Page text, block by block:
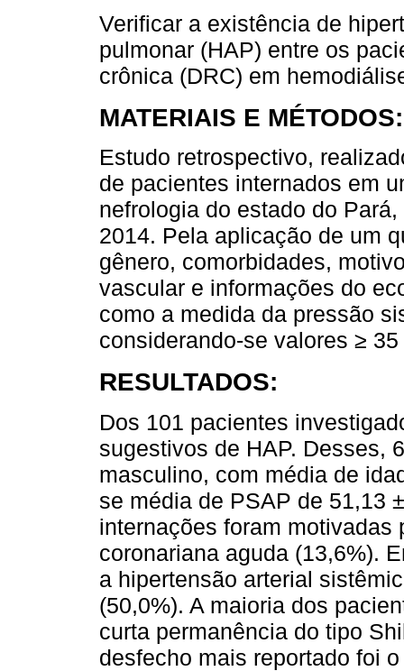
Verificar a existência de
pulmonar (HAP) entre os
crônica (DRC) em
MATERIAIS E MÉTODOS:
Estudo retrospectivo,
de pacientes internados em
nefrologia do estado do
2014. Pela aplicação de um
gênero, comorbidades,
vascular e informações do
como a medida da pressão
considerando-se valores ≥
RESULTADOS:
Dos 101 pacientes
sugestivos de HAP. Desses,
masculino, com média de
se média de PSAP de 51,13
internações foram motivadas
coronariana aguda (13,6%).
a hipertensão arterial
(50,0%). A maioria dos
curta permanência do tipo
desfecho mais reportado foi